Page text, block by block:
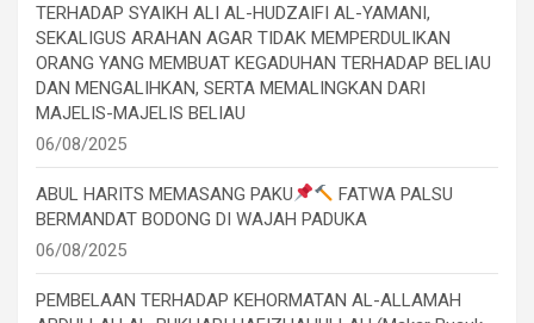
TERHADAP SYAIKH ALI AL-HUDZAIFI AL-YAMANI,
SEKALIGUS ARAHAN AGAR TIDAK MEMPERDULIKAN
ORANG YANG MEMBUAT KEGADUHAN TERHADAP BELIAU
DAN MENGALIHKAN, SERTA MEMALINGKAN DARI
MAJELIS-MAJELIS BELIAU
06/08/2025
ABUL HARITS MEMASANG PAKU
FATWA PALSU
BERMANDAT BODONG DI WAJAH PADUKA
06/08/2025
PEMBELAAN TERHADAP KEHORMATAN AL-ALLAMAH